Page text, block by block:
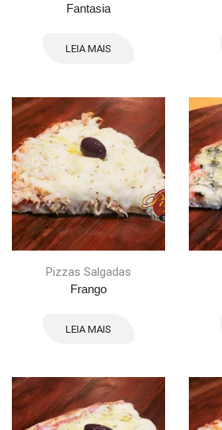
Fantasia
LEIA MAIS
Pizzas Salgadas
Frango
LEIA MAIS